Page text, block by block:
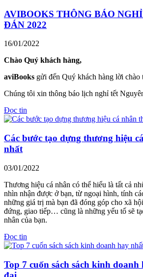
AVIBOOKS THÔNG BÁO
ĐÁN 2022
16/01/2022
Chào Quý khách hàng,
aviBooks gửi đến Quý khách hàng lời chào
Chúng tôi xin thông báo lịch nghỉ tết
Đọc tin
Các bước tạo dựng thương hiệu
nhất
03/01/2022
Thương hiệu cá nhân có thể hiểu là tất cả
nhìn nhận được ở bạn, từ ngoại hình, tính
những giá trị mà bạn đã đóng góp cho xã
đứng, giao tiếp… cũng là những yếu tố sẽ
nhân của bạn.
Đọc tin
Top 7 cuốn sách sách kinh